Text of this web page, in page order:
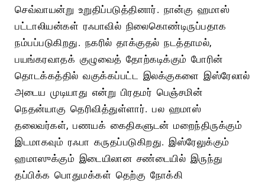
செவ்வாயன்று உறுதிப்படுத்தினார். நான்கு ஹமாஸ்
பட்டாலியன்கள் ரஃபாவில் நிலைகொண்டிருப்பதாக
நம்பப்படுகிறது. நகரில் தாக்குதல் நடத்தாமல்,
பயங்கரவாதக் குழுவைத் தோற்கடிக்கும் போரின்
தொடக்கத்தில் வகுக்கப்பட்ட இலக்குகளை இஸ்ரேலால்
அடைய முடியாது என்று பிரதமர் பெஞ்சமின்
நெதன்யாகு தெரிவித்துள்ளார். பல ஹமாஸ்
தலைவர்கள், பணயக் கைதிகளுடன் மறைந்திருக்கும்
இடமாகவும் ரஃபா கருதப்படுகிறது. இஸ்ரேலுக்கும்
ஹமாஸுக்கும் இடையிலான சண்டையில் இருந்து
தப்பிக்க பொதுமக்கள் தெற்கு நோக்கி